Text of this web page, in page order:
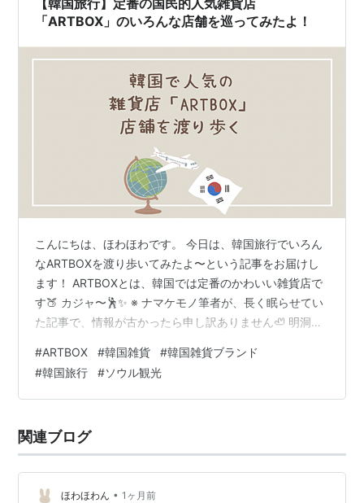
【韓国旅行】定番の国民的人気雑貨店
「ARTBOX」のいろんな店舗を巡ってみたよ！
こんにちは、ほわほわです。 今日は、韓国旅行でいろん
なARTBOXを渡り歩いてみたよ〜という記事をお届けし
ます！ ARTBOXとは、韓国では定番のかわいい雑貨店で
す🍑 カジャ〜🕺✨ ※ ナマケモノ筆者が、長く眠らせてい
た記事で、情報が古かったら申し訳ありません🦥 明洞の
クエア まとめ 明洞のARTBOX 誰もが韓国旅行で訪れる
であろう、定番の観光スポットですね！ ARTBOXの中で
は大型の店舗になると思います🍑✨ 中に入ると、観光客
📸 文房具から日用品まで、幅広くかわいい雑貨が並ん…
#ARTBOX #韓国雑貨 #韓国雑貨ブランド
#韓国旅行 #ソウル観光
関連ブログ
ほわほわん • 1ヶ月前